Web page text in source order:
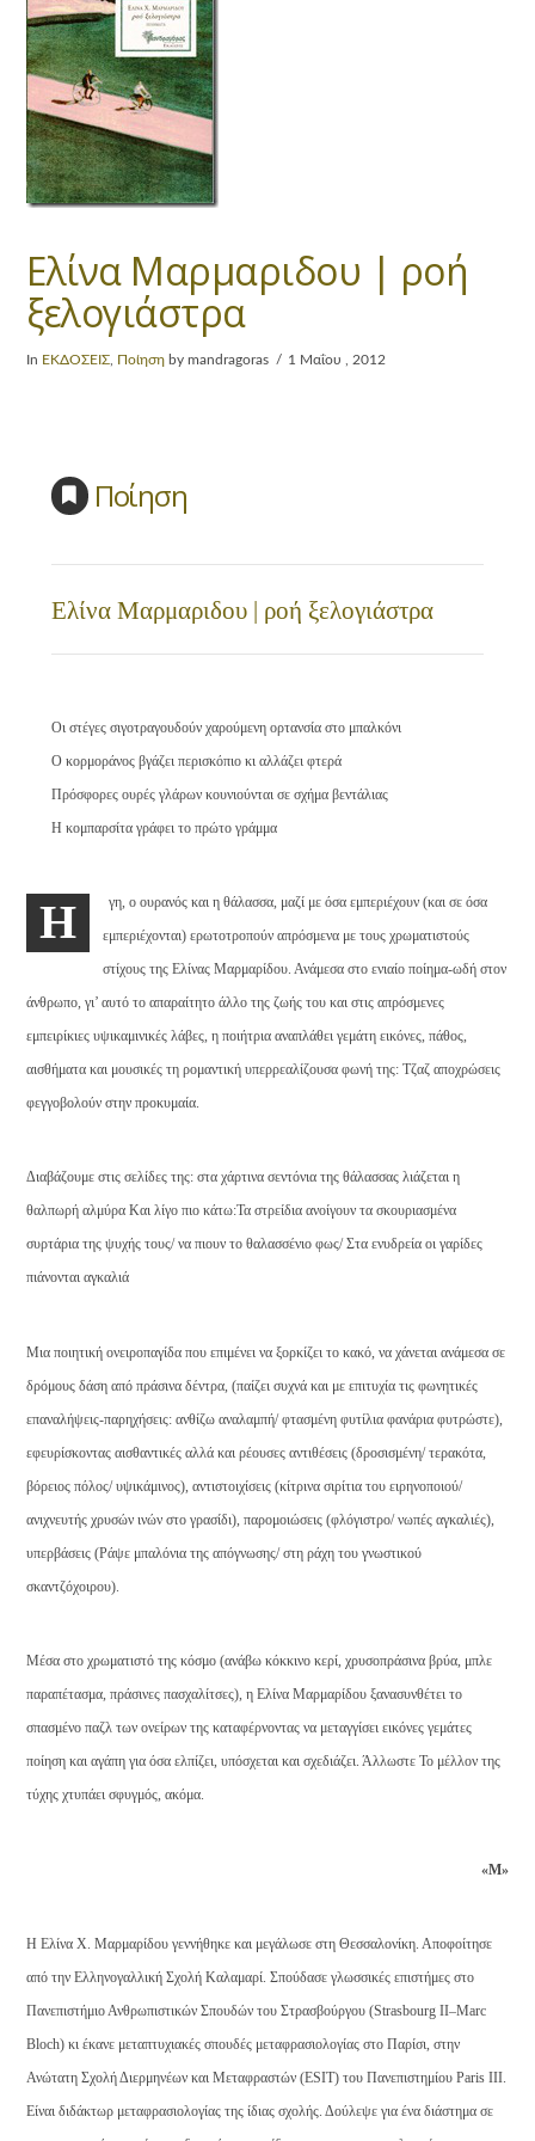
Ελίνα Μαρμαριδου | ροή
ξελογιάστρα
In ΕΚΔΟΣΕΙΣ Ποίηση by mandragoras 1 Μαΐου , 2012
Ποίηση
Ελίνα Μαρμαριδου | ροή ξελογιάστρα
Οι στέγες σιγοτραγουδούν χαρούμενη ορτανσία στο μπαλκόνι
Ο κορμοράνος βγάζει περισκόπιο κι αλλάζει φτερά
Πρόσφορες ουρές γλάρων κουνιούνται σε σχήμα βεντάλιας
Η κομπαρσίτα γράφει το πρώτο γράμμα
Η
γη, ο ουρανός και η θάλασσα, μαζί με όσα εμπεριέχουν (και σε όσα
εμπεριέχονται) ερωτοτροπούν απρόσμενα με τους χρωματιστούς
στίχους της Ελίνας Μαρμαρίδου. Ανάμεσα στο ενιαίο ποίημα-ωδή στον
άνθρωπο, γι’ αυτό το απαραίτητο άλλο της ζωής του και στις απρόσμενες
εμπειρίκιες υψικαμινικές λάβες, η ποιήτρια αναπλάθει γεμάτη εικόνες, πάθος,
αισθήματα και μουσικές τη ρομαντική υπερρεαλίζουσα φωνή της: Τζαζ αποχρώσεις
φεγγοβολούν στην προκυμαία.
Διαβάζουμε στις σελίδες της: στα χάρτινα σεντόνια της θάλασσας λιάζεται η
θαλπωρή αλμύρα Και λίγο πιο κάτω:Τα στρείδια ανοίγουν τα σκουριασμένα
συρτάρια της ψυχής τους/ να πιουν το θαλασσένιο φως/ Στα ενυδρεία οι γαρίδες
πιάνονται αγκαλιά
Μια ποιητική ονειροπαγίδα που επιμένει να ξορκίζει το κακό, να χάνεται ανάμεσα σε
δρόμους δάση από πράσινα δέντρα, (παίζει συχνά και με επιτυχία τις φωνητικές
επαναλήψεις-παρηχήσεις: ανθίζω αναλαμπή/ φτασμένη φυτίλια φανάρια φυτρώστε),
εφευρίσκοντας αισθαντικές αλλά και ρέουσες αντιθέσεις (δροσισμένη/ τερακότα,
βόρειος πόλος/ υψικάμινος), αντιστοιχίσεις (κίτρινα σιρίτια του ειρηνοποιού/
ανιχνευτής χρυσών ινών στο γρασίδι), παρομοιώσεις (φλόγιστρο/ νωπές αγκαλιές),
υπερβάσεις (Ράψε μπαλόνια της απόγνωσης/ στη ράχη του γνωστικού
σκαντζόχοιρου).
Μέσα στο χρωματιστό της κόσμο (ανάβω κόκκινο κερί, χρυσοπράσινα βρύα, μπλε
παραπέτασμα, πράσινες πασχαλίτσες), η Ελίνα Μαρμαρίδου ξανασυνθέτει το
σπασμένο παζλ των ονείρων της καταφέρνοντας να μεταγγίσει εικόνες γεμάτες
ποίηση και αγάπη για όσα ελπίζει, υπόσχεται και σχεδιάζει. Άλλωστε Το μέλλον της
τύχης χτυπάει σφυγμός, ακόμα.
«Μ»
Η Ελίνα Χ. Μαρμαρίδου γεννήθηκε και μεγάλωσε στη Θεσσαλονίκη. Αποφοίτησε
από την Ελληνογαλλική Σχολή Καλαμαρί. Σπούδασε γλωσσικές επιστήμες στο
Πανεπιστήμιο Ανθρωπιστικών Σπουδών του Στρασβούργου (Strasbourg II–Marc
Bloch) κι έκανε μεταπτυχιακές σπουδές μεταφρασιολογίας στο Παρίσι, στην
Ανώτατη Σχολή Διερμηνέων και Μεταφραστών (ESIT) του Πανεπιστημίου Paris III.
Είναι διδάκτωρ μεταφρασιολογίας της ίδιας σχολής. Δούλεψε για ένα διάστημα σε